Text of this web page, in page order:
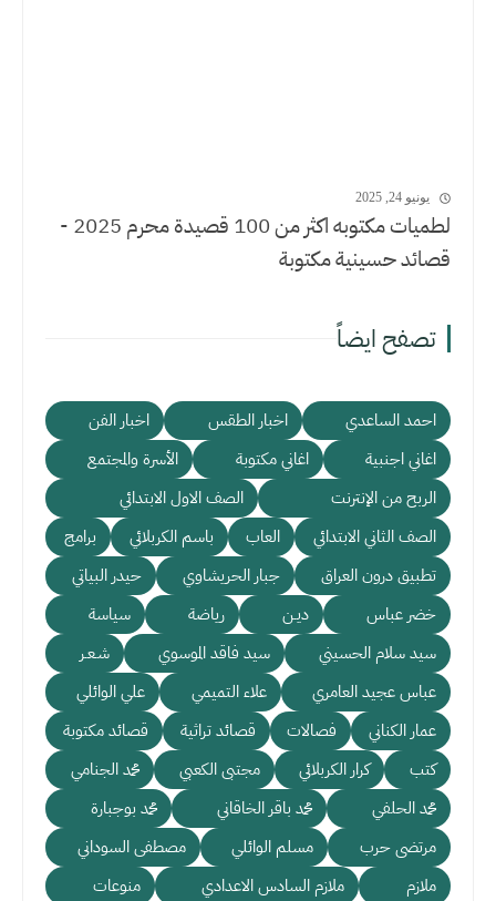
يونيو 24, 2025
لطميات مكتوبه اكثر من 100 قصيدة محرم 2025 -
قصائد حسينية مكتوبة
تصفح ايضاً
احمد الساعدي اخبار الطقس
اخبار الفن
اغاني اجنبية
اغاني مكتوبة
الأسرة والمجتمع
الربح من الإنترنت
الصف الاول الابتدائي
الصف الثاني الابتدائي
العاب باسم الكربلائي
برامج
تطبيق درون العراق
جبار الحريشاوي
حيدر البياتي
خضر عباس
ديـن رياضة
سياسة
سيد سلام الحسيني
سيد فاقد الموسوي
شـعـر
عباس عجيد العامري
علاء التميمي
علي الوائلي
عمار الكناني
فصالات قصائد تراثية
قصائد مكتوبة
كتب
كرار الكربلائي مجتبى الكعبي
محمد الجنامي
محمد الحلفي
محمد باقر الخاقاني
محمد بوجبارة
مرتضى حرب
مسلم الوائلي
مصطفى السوداني
ملازم
ملازم السادس الاعدادي منوعات